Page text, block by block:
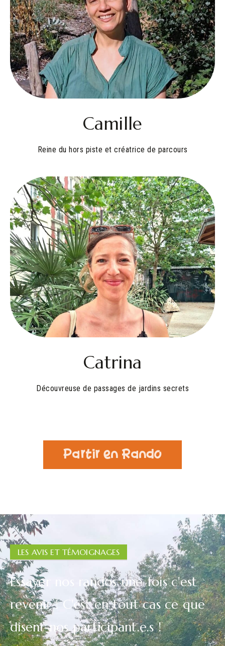
Camille
Reine du hors piste et créatrice de parcours
Catrina
Découvreuse de passages de jardins secrets
Partir en Rando
LES AVIS ET TÉMOIGNAGES
Essayer nos randos une fois c'est
revenir ! C'est en tout cas ce que
disent nos participant.e.s !